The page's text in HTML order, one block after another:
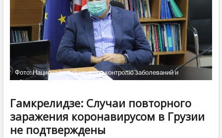
Фото: Национальный центр по контролю заболеваний и
общественного здоровья
Гамкрелидзе: Случаи повторного
заражения коронавирусом в Грузии
не подтверждены